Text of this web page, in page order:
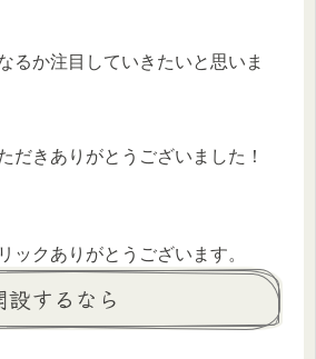
るか注目していきたいと思いま
だきありがとうございました！
ックありがとうございます。
するなら